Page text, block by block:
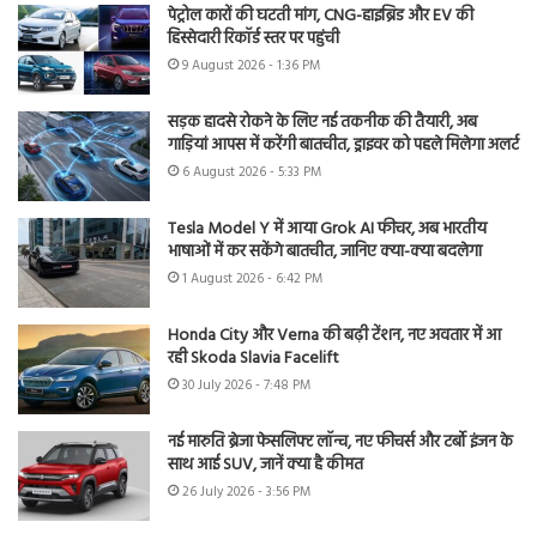
पेट्रोल कारों की घटती मांग, CNG-हाइब्रिड और EV की
हिस्सेदारी रिकॉर्ड स्तर पर पहुंची
9 August 2026 - 1:36 PM
सड़क हादसे रोकने के लिए नई तकनीक की तैयारी, अब
गाड़ियां आपस में करेंगी बातचीत, ड्राइवर को पहले मिलेगा अलर्ट
6 August 2026 - 5:33 PM
Tesla Model Y में आया Grok AI फीचर, अब भारतीय
भाषाओं में कर सकेंगे बातचीत, जानिए क्या-क्या बदलेगा
1 August 2026 - 6:42 PM
Honda City और Verna की बढ़ी टेंशन, नए अवतार में आ
रही Skoda Slavia Facelift
30 July 2026 - 7:48 PM
नई मारुति ब्रेजा फेसलिफ्ट लॉन्च, नए फीचर्स और टर्बो इंजन के
साथ आई SUV, जानें क्या है कीमत
26 July 2026 - 3:56 PM